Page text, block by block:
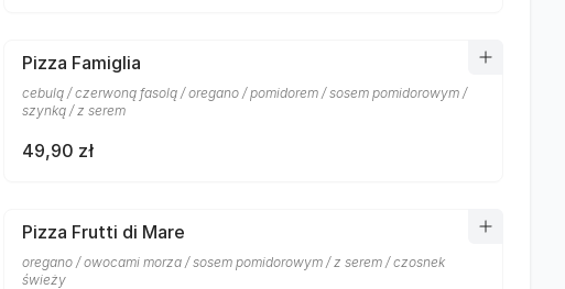
Pizza Famiglia
cebulą / czerwoną fasolą / oregano / pomidorem / sosem pomidorowym /
szynką / z serem
49,90 zł
Pizza Frutti di Mare
oregano / owocami morza / sosem pomidorowym / z serem / czosnek
świeży